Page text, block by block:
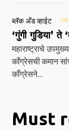
ब्लॅक अँड व्हाईट
‘गुंगी गुडिया’ ते
महाराष्ट्राचे
काँग्रेसची कमान
काँग्रेसने...
Must